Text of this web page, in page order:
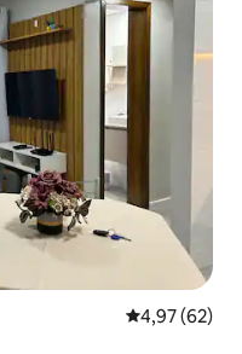
4,97 av 5 i
4,97 (62)